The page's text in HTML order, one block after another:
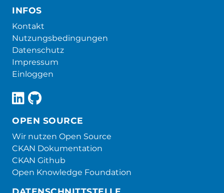
INFOS
Kontakt
Nutzungsbedingungen
Datenschutz
Impressum
Einloggen
OPEN SOURCE
Wir nutzen Open Source
CKAN Dokumentation
CKAN Github
Open Knowledge Foundation